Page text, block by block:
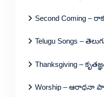
Second Coming –
Telugu Songs –
Thanksgiving –
Worship – ఆరాధనా